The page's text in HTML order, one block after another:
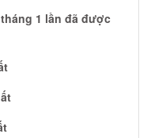
1 lần đã được